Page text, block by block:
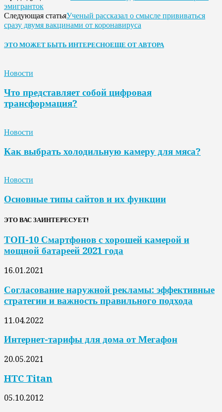
эмигранток
Следующая статьяУченый рассказал о смысле прививаться
сразу двумя вакцинами от коронавируса
ЭТО МОЖЕТ БЫТЬ ИНТЕРЕСНОЕЩЕ ОТ АВТОРА
Новости
Что представляет собой цифровая
трансформация?
Новости
Как выбрать холодильную камеру для мяса?
Новости
Основные типы сайтов и их функции
ЭТО ВАС ЗАИНТЕРЕСУЕТ!
ТОП-10 Смартфонов с хорошей камерой и
мощной батареей 2021 года
16.01.2021
Согласование наружной рекламы: эффективные
стратегии и важность правильного подхода
11.04.2022
Интернет-тарифы для дома от Мегафон
20.05.2021
HTC Titan
05.10.2012